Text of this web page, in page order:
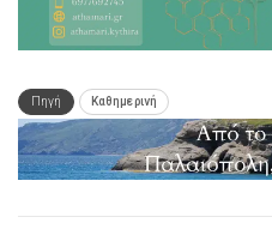
Πηγή Καθημερινή